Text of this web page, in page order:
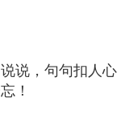
说，句句扣人心
！